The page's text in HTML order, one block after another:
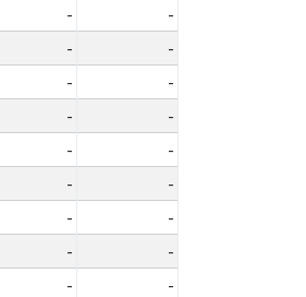
-
-
-
-
-
-
-
-
-
-
-
-
-
-
-
-
-
-